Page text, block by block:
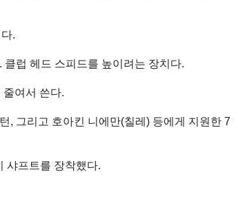
.
럽 헤드 스피드를 높이려는 장치다.
여서 쓴다.
, 그리고 호아킨 니에만(칠레) 등에게 지원한 7
샤프트를 장착했다.